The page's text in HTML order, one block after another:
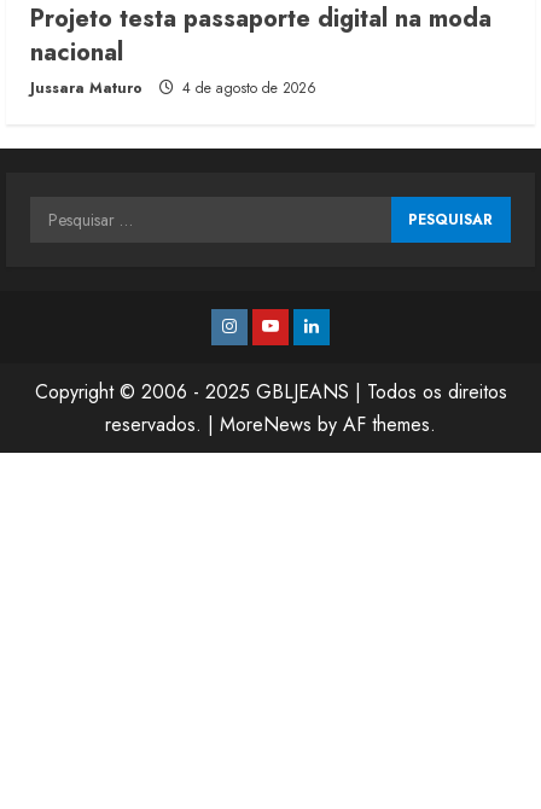
Projeto testa passaporte digital na moda
nacional
Jussara Maturo 4 de agosto de 2026
Pesquisar
Instagram
YoutubeLinkedin
Copyright © 2006 - 2025 GBLJEANS | Todos os direitos
reservados. | MoreNews by AF themes.